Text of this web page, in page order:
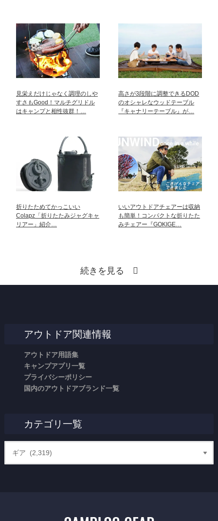
見栄えだけじゃなく調理のしや
すさもGood！マルチグリドル
はキャンプと相性抜群！…
高さが3段階に調整できるDOD
のオシャレなウッドテーブル
『キャナリーテーブル』が…
折りたためてかっこいい
Colapz「折りたたみジャグキャ
リアー」紹介…
いいアウトドアチェアーは収納
も簡単！コンパクトな折りたた
みチェアー『GOKIGE…
続きを見る
アウトドア関連情報
アウトドア用語集
キャンプアプリ一覧
プライバシーポリシー
国内のアウトドアブランド一覧
カテゴリ一覧